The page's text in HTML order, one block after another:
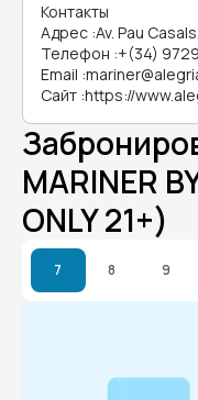
Контакты
Адрес :Av. Pau
Телефон :+(34)
Email :
Сайт :https://
MARINER
ONLY 21+)
7 8 9